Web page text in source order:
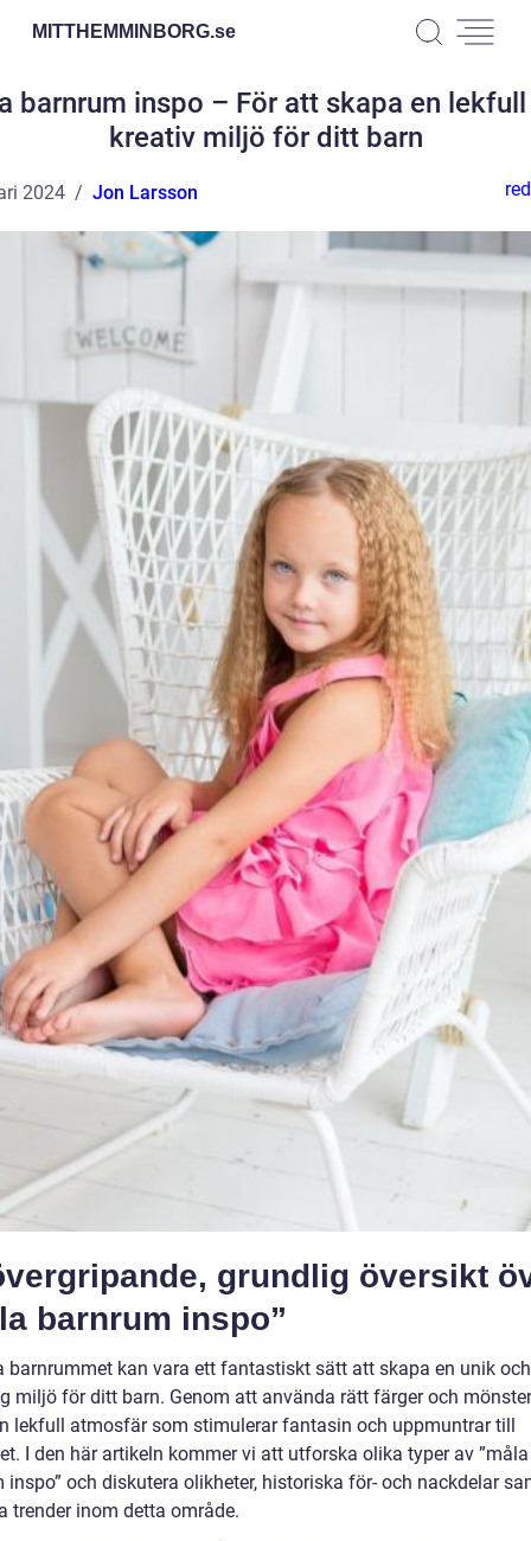
MITTHEMMINBORG.se
barnrum inspo – För att skapa en
kreativ miljö för ditt barn
2024 Jon Larsson
grundlig översikt
barnrum inspo”
barnrummet kan vara ett fantastiskt sätt att skapa en unik och
miljö för ditt barn. Genom att använda rätt färger och
lekfull atmosfär som stimulerar fantasin och uppmuntrar till
I den här artikeln kommer vi att utforska olika typer av ”måla
inspo” och diskutera olikheter, historiska för- och nackdelar
trender inom detta område.